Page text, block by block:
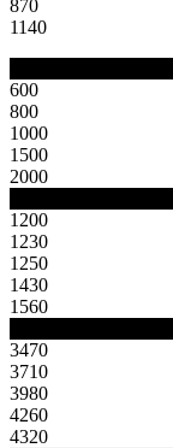
870
1140
600
800
1000
1500
2000
1200
1230
1250
1430
1560
3470
3710
3980
4260
4320